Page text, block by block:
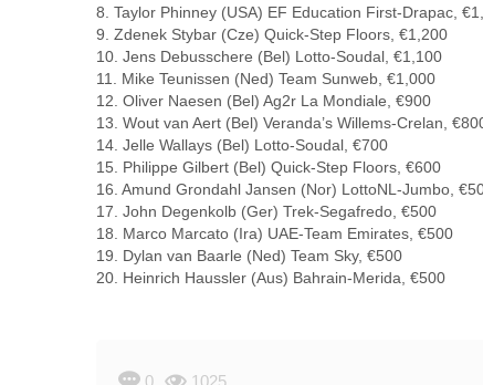
8. Taylor Phinney (USA) EF Education First-Drapac,
9. Zdenek Stybar (Cze) Quick-Step Floors, €1,200
10. Jens Debusschere (Bel) Lotto-Soudal, €1,100
11. Mike Teunissen (Ned) Team Sunweb, €1,000
12. Oliver Naesen (Bel) Ag2r La Mondiale, €900
13. Wout van Aert (Bel) Veranda’s Willems-Crelan,
14. Jelle Wallays (Bel) Lotto-Soudal, €700
15. Philippe Gilbert (Bel) Quick-Step Floors, €600
16. Amund Grondahl Jansen (Nor) LottoNL-Jumbo,
17. John Degenkolb (Ger) Trek-Segafredo, €500
18. Marco Marcato (Ira) UAE-Team Emirates, €500
19. Dylan van Baarle (Ned) Team Sky, €500
20. Heinrich Haussler (Aus) Bahrain-Merida, €500
0 1025